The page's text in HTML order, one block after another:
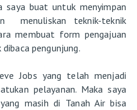
saya buat untuk menyimpan
menuliskan teknik-teknik
membuat form pengajuan
pengunjung.
Jobs yang telah menjadi
pelayanan. Maka saya
masih di Tanah Air bisa